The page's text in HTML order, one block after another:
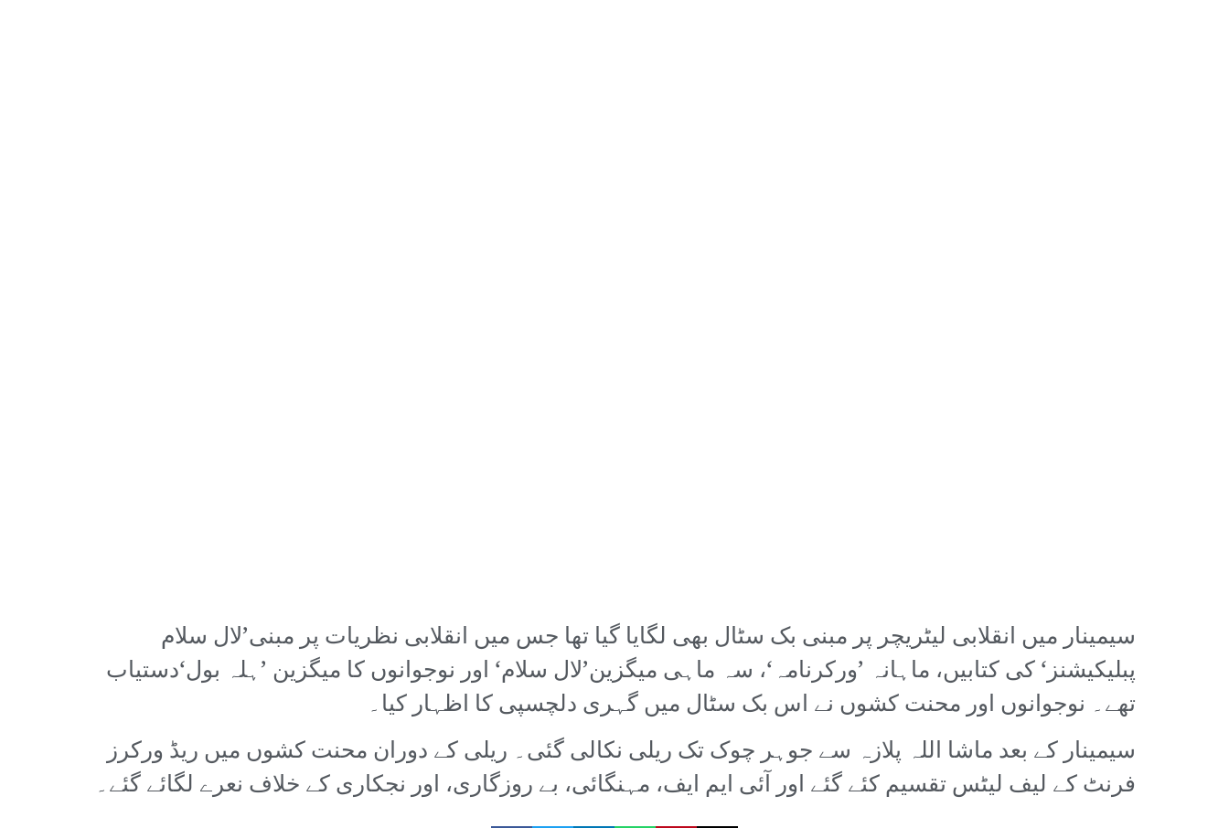
سیمینار میں انقلابی لیٹریچر پر مبنی بک سٹال بھی لگایا گیا تھا جس میں انقلابی نظریات پر مبنی’لال سلام
پبلیکیشنز‘ کی کتابیں، ماہانہ ’ورکرنامہ‘، سہ ماہی میگزین’لال سلام‘ اور نوجوانوں کا میگزین ’ہلہ بول‘دستیاب
تھے۔ نوجوانوں اور محنت کشوں نے اس بک سٹال میں گہری دلچسپی کا اظہار کیا۔
سیمینار کے بعد ماشا اللہ پلازہ سے جوہر چوک تک ریلی نکالی گئی۔ ریلی کے دوران محنت کشوں میں ریڈ ورکرز
فرنٹ کے لیف لیٹس تقسیم کئے گئے اور آئی ایم ایف، مہنگائی، بے روزگاری، اور نجکاری کے خلاف نعرے لگائے گئے۔